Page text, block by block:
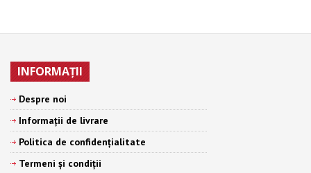
INFORMAŢII
Despre noi
Informații de livrare
Politica de confidențialitate
Termeni şi condiţii